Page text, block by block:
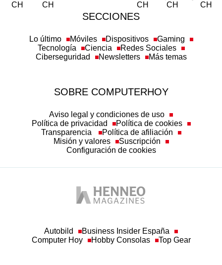
SECCIONES
Tecnología
Ciencia
Redes Sociales
Ciberseguridad
Newsletters Más temas
Política de privacidad
Política de cookies
Transparencia
Política de afiliación
Misión y valores
Suscripción
Configuración de cookies
Computer Hoy
Hobby Consolas Top Gear